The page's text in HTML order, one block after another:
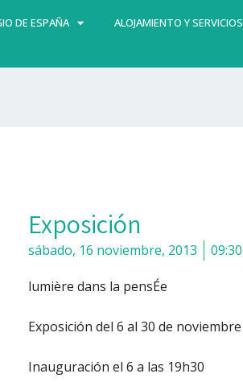
DE ESPAÑA ALOJAMIENTO Y SERVICIOS
Exposición
sábado, 16 noviembre, 2013 09:30
lumière dans la pensÉe
Exposición del 6 al 30 de noviembre
Inauguración el 6 a las 19h30